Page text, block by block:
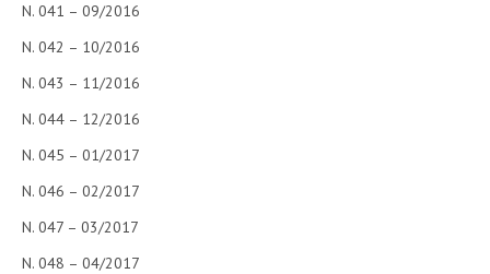
N. 041 – 09/2016
N. 042 – 10/2016
N. 043 – 11/2016
N. 044 – 12/2016
N. 045 – 01/2017
N. 046 – 02/2017
N. 047 – 03/2017
N. 048 – 04/2017